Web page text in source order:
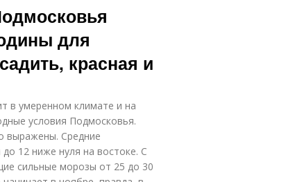
для
красная и
в умеренном климате и на
условия Подмосковья.
выражены. Средние
12 ниже нуля на востоке. С
сильные морозы от 25 до 30